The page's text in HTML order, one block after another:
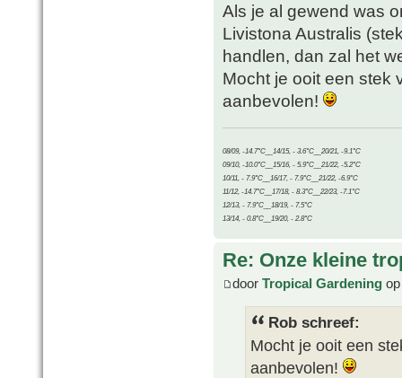
Als je al gewend was
Livistona Australis
handlen, dan zal het
Mocht je ooit een stek
aanbevolen!
08/09, -14.7°C__14/15, - 3.6°C__20/21, -9.1°C
09/10, -10.0°C__15/16, - 5.9°C__21/22, -5.2°C
10/11, - 7.9°C__16/17, - 7.9°C__21/22, -6.9°C
11/12, -14.7°C__17/18, - 8.3°C__22/23, -7.1°C
12/13, - 7.9°C__18/19, - 7.5°C
13/14, - 0.8°C__19/20, - 2.8°C
Re: Onze kleine
door Tropical Gardening
Rob schreef:
Mocht je ooit een
aanbevolen!